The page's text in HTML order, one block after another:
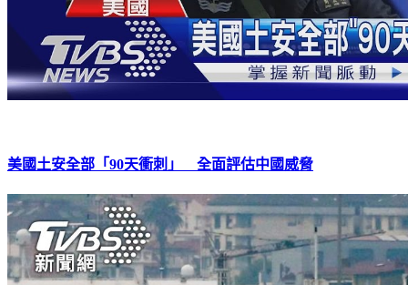
美國土安全部「90天衝刺」 全面評估中國威脅